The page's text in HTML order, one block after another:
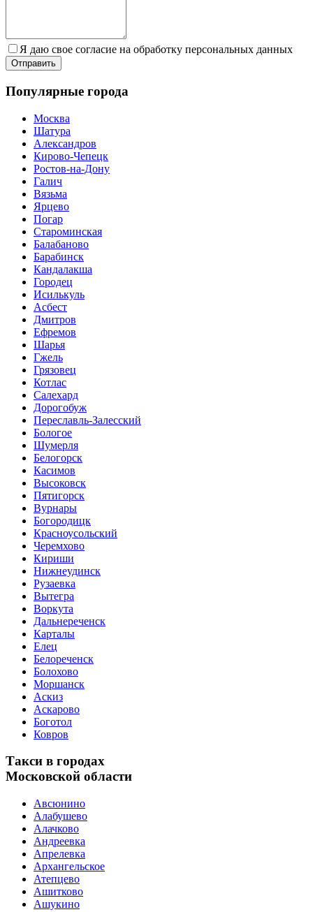
Я даю свое согласие на обработку персональных данных
Популярные города
Москва
Шатура
Александров
Кирово-Чепецк
Ростов-на-Дону
Галич
Вязьма
Ярцево
Погар
Староминская
Балабаново
Барабинск
Кандалакша
Городец
Исилькуль
Асбест
Дмитров
Ефремов
Шарья
Гжель
Грязовец
Котлас
Салехард
Дорогобуж
Переславль-Залесский
Бологое
Шумерля
Белогорск
Касимов
Высоковск
Пятигорск
Вурнары
Богородицк
Красноусольский
Черемхово
Кириши
Нижнеудинск
Рузаевка
Вытегра
Воркута
Дальнереченск
Карталы
Елец
Белореченск
Болохово
Моршанск
Аскиз
Аскарово
Боготол
Ковров
Такси в городах
Московской области
Авсюнино
Алабушево
Алачково
Андреевка
Апрелевка
Архангельское
Атепцево
Ашитково
Ашукино